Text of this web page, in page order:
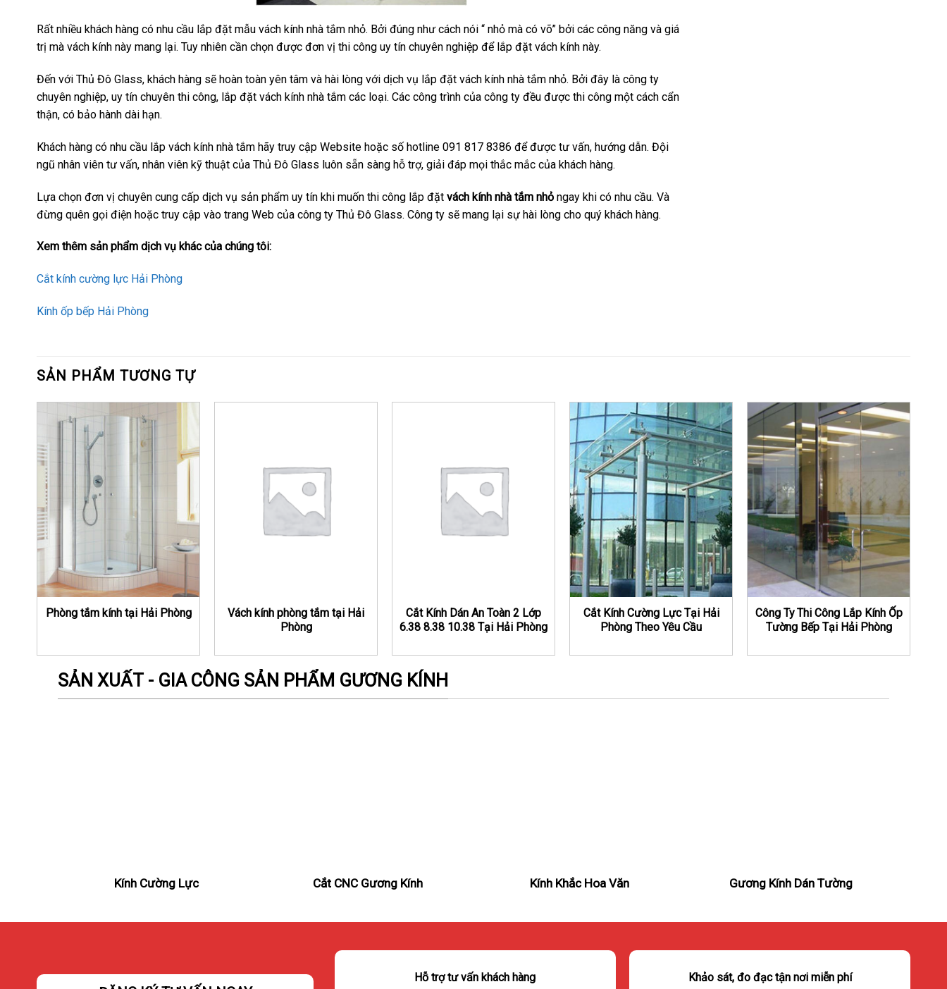
Rất nhiều khách hàng có nhu cầu lắp đặt mẫu vách kính nhà tắm nhỏ. Bởi đúng như cách nói “ nhỏ mà có võ” bởi các công năng và giá
trị mà vách kính này mang lại. Tuy nhiên cần chọn được đơn vị thi công uy tín chuyên nghiệp để lắp đặt vách kính này.
Đến với Thủ Đô Glass, khách hàng sẽ hoàn toàn yên tâm và hài lòng với dịch vụ lắp đặt vách kính nhà tắm nhỏ. Bởi đây là công ty
chuyên nghiệp, uy tín chuyên thi công, lắp đặt vách kính nhà tắm các loại. Các công trình của công ty đều được thi công một cách cẩn
thận, có bảo hành dài hạn.
Khách hàng có nhu cầu lắp vách kính nhà tắm hãy truy cập Website hoặc số hotline 091 817 8386 để được tư vấn, hướng dẫn. Đội
ngũ nhân viên tư vấn, nhân viên kỹ thuật của Thủ Đô Glass luôn sẵn sàng hỗ trợ, giải đáp mọi thắc mắc của khách hàng.
Lựa chọn đơn vị chuyên cung cấp dịch vụ sản phẩm uy tín khi muốn thi công lắp đặt vách kính nhà tắm nhỏ ngay khi có nhu cầu. Và
đừng quên gọi điện hoặc truy cập vào trang Web của công ty Thủ Đô Glass. Công ty sẽ mang lại sự hài lòng cho quý khách hàng.
Xem thêm sản phẩm dịch vụ khác của chúng tôi:
Cắt kính cường lực Hải Phòng
Kính ốp bếp Hải Phòng
SẢN PHẨM TƯƠNG TỰ
Phòng tắm kính tại Hải Phòng
Vách kính phòng tắm tại Hải
Phòng
Cắt Kính Dán An Toàn 2 Lớp
6.38 8.38 10.38 Tại Hải Phòng
Cắt Kính Cường Lực Tại Hải
Phòng Theo Yêu Cầu
Công Ty Thi Công Lắp Kính Ốp
Tường Bếp Tại Hải Phòng
SẢN XUẤT - GIA CÔNG SẢN PHẨM GƯƠNG KÍNH
Kính Cường Lực Cắt CNC Gương Kính Kính Khắc Hoa Văn Gương Kính Dán Tường
Hỗ trợ tư vấn khách hàng Khảo sát, đo đạc tận nơi miễn phí